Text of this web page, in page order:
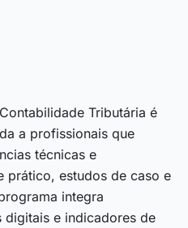
Tributária é
a profissionais que
técnicas e
prático, estudos de caso e
integra
digitais e indicadores de